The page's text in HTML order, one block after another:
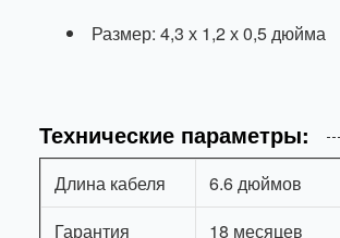
Размер: 4,3 х 1,2 х 0,5 дюйма
Технические параметры:
Длина кабеля
6.6 дюймов
Гарантия
18 месяцев